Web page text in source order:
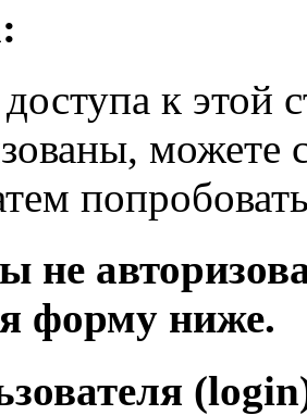
к
можете
не
форму ниже.